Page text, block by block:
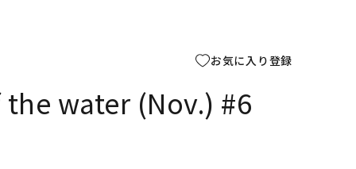
お気に入り登録
water (Nov.) #6